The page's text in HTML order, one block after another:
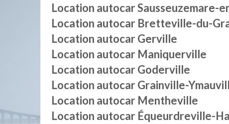
Location autocarSausseuzemare-
Location autocar Bretteville-du-
Location autocarGerville
Location autocar Maniquerville
Location autocarGoderville
Location autocarGrainville-
Location autocar Mentheville
Location autocar Équeurdreville-